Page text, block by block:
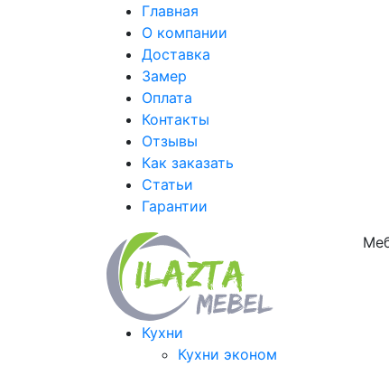
Главная
О компании
Доставка
Замер
Оплата
Контакты
Отзывы
Как заказать
Статьи
Гарантии
Кухни
Кухни эконом